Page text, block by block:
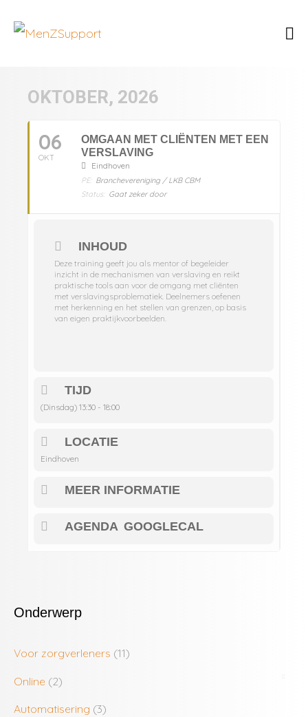
OKTOBER, 2026
06
OKT
OMGAAN MET CLIËNTEN MET EEN
VERSLAVING
Eindhoven
PE: Branchevereniging / LKB CBM
Status: Gaat zeker door
INHOUD
Deze training geeft jou als mentor of begeleider
inzicht in de mechanismen van verslaving en reikt
praktische tools aan voor de omgang met cliënten
met verslavingsproblematiek. Deelnemers oefenen
met herkenning en het stellen van grenzen, op basis
van eigen praktijkvoorbeelden.
TIJD
(Dinsdag) 13:30 - 18:00
LOCATIE
Eindhoven
MEER INFORMATIE
AGENDA GOOGLECAL
Onderwerp
Voor zorgverleners (11)
Online (2)
Automatisering (3)